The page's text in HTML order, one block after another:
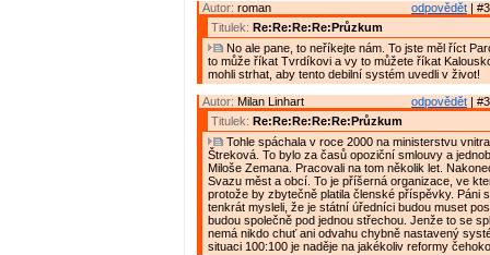
odpovědět |
Autor: roman
Titulek: Re:Re:Re:Re:Průzkum
No ale pane, to neříkejte nám. To jste měl říct
to může říkat Tvrdíkovi a vy to můžete říkat
mohli strhat, aby tento debilní systém uvedli v život!
odpovědět |
Autor: Milan Linhart
Titulek: Re:Re:Re:Re:Re:Průzkum
Tohle spáchala v roce 2000 na ministerstvu
Štreková. To bylo za časů opoziční smlouvy a
Miloše Zemana. Pracovali na tom několik let.
Svazu měst a obcí. To je příšerná organizace, ve
protože by zbytečně platila členské příspěvky. Páni
tenkrát mysleli, že je státní úředníci budou muset
budou společně pod jednou střechou. Jenže to se
nemá nikdo chuť ani odvahu chybně nastavený
situaci 100:100 je naděje na jakékoliv reformy